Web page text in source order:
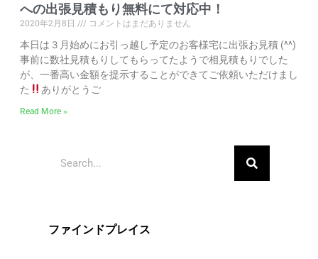
への出張見積もり無料にて対応中！
2020年2月8日
コメントはまだありません
本日は３月始めにお引っ越し予定のお客様宅に出張お見積 (^^)
事前に数社見積もりしてもらってたようで相見積もりでした
が、一番高い金額を提示することができてご依頼いただけまし
た
ありがとうご
Read More »
ファインドプレイス